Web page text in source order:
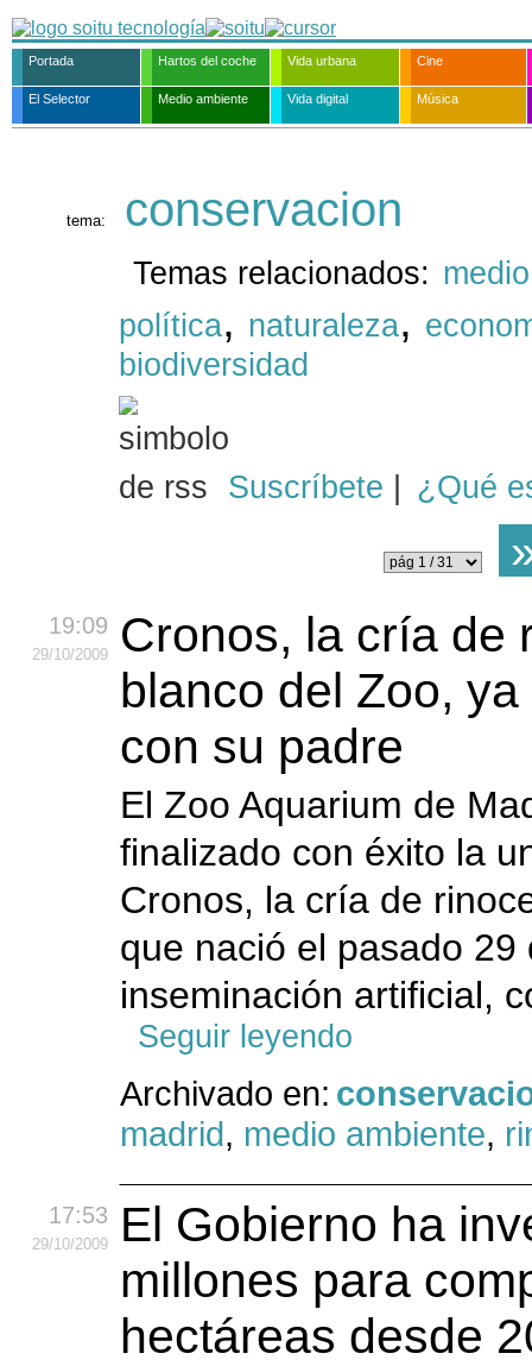
Portada Hartos del coche Vida urbana Cine
El Selector Medio ambiente Vida digital Música
tema: conservacion
Temas relacionados:
política, naturaleza,
biodiversidad
Suscríbete ¿Qué
19:09
29/10/2009
Cronos, la cría de
blanco del Zoo,
con su padre
El Zoo Aquarium de
finalizado con éxito la
Cronos, la cría de
que nació el pasado 29
inseminación artificial,
Seguir leyendo
Archivado en:
madrid, medio ambiente,
17:53
29/10/2009
El Gobierno ha
millones para
hectáreas desde